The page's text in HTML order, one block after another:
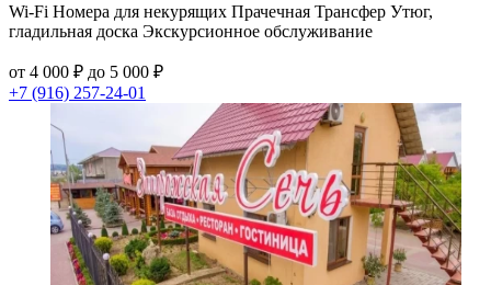
Wi-Fi Номера для некурящих Прачечная Трансфер Утюг,
гладильная доска Экскурсионное обслуживание
от 4 000 ₽ до 5 000 ₽
+7 (916) 257-24-01